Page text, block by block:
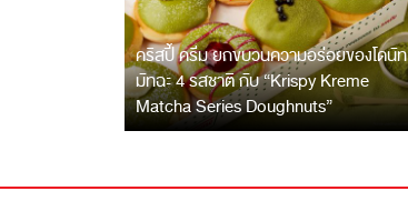
คริสปี้ ครีม ยกขบวนความอร่อยของโดนัท
มัทฉะ 4 รสชาติ กับ “Krispy Kreme
Matcha Series Doughnuts”